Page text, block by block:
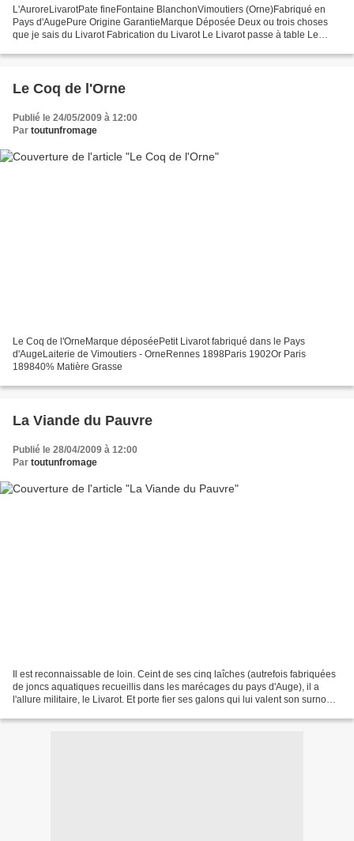
L'AuroreLivarotPate fineFontaine BlanchonVimoutiers (Orne)Fabriqué en
Pays d'AugePure Origine GarantieMarque Déposée Deux ou trois choses
que je sais du Livarot Fabrication du Livarot Le Livarot passe à table Le
Le Coq de l'Orne
Publié le 24/05/2009 à 12:00
Par toutunfromage
Le Coq de l'OrneMarque déposéePetit Livarot fabriqué dans le Pays
d'AugeLaiterie de Vimoutiers - OrneRennes 1898Paris 1902Or Paris
189840% Matière Grasse
La Viande du Pauvre
Publié le 28/04/2009 à 12:00
Par toutunfromage
Il est reconnaissable de loin. Ceint de ses cinq laîches (autrefois fabriquées
de joncs aquatiques recueillis dans les marécages du pays d'Auge), il a
l'allure militaire, le Livarot. Et porte fier ses galons qui lui valent son surnom